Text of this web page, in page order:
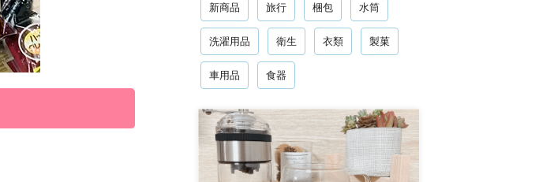
新商品 旅行 梱包 水筒
洗濯用品 衛生 衣類 製菓
車用品 食器